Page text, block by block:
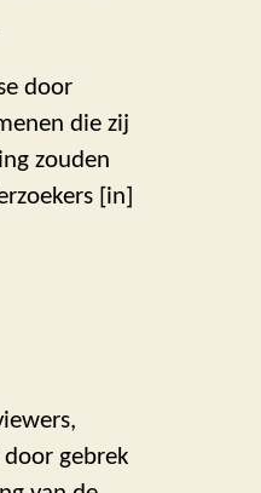
door
die zij
zouden
[in]
gebrek